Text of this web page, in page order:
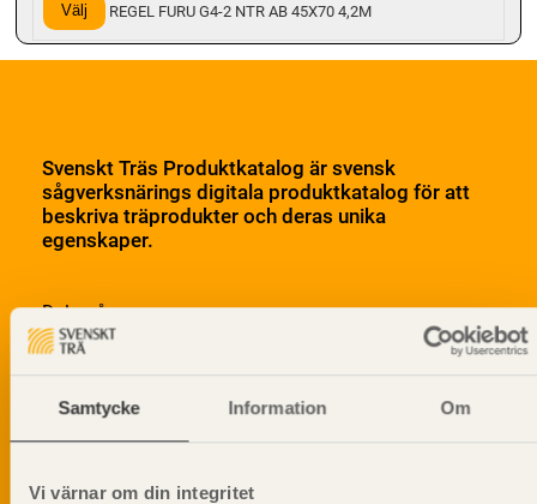
Samtycke Information Om
Vi värnar om din integritet
Välj REGEL FURU G4-2 NTR AB 45X70 4,2M
Svenskt Träs Produktkatalog är svensk
sågverksnärings digitala produktkatalog för att
beskriva träprodukter och deras unika
egenskaper.
Dela på